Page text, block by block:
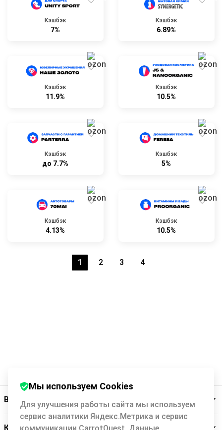
Кэшбэк
7%
Кэшбэк
6.89%
Кэшбэк
11.9%
Кэшбэк
10.5%
Кэшбэк
до 7.7%
Кэшбэк
5%
Кэшбэк
4.13%
Кэшбэк
10.5%
1 2 3 4
Backit
Кэшбэк-сервис
Мы используем Cookies
Для улучшения работы сайта мы используем
сервис аналитики Яндекс.Метрика и сервис